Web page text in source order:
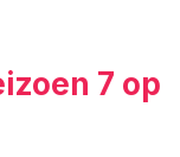
7 op